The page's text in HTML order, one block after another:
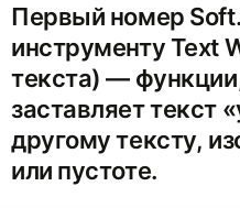
Первый номер
инструменту Text
текста) —
заставляет текст
другому тексту,
или пустоте.